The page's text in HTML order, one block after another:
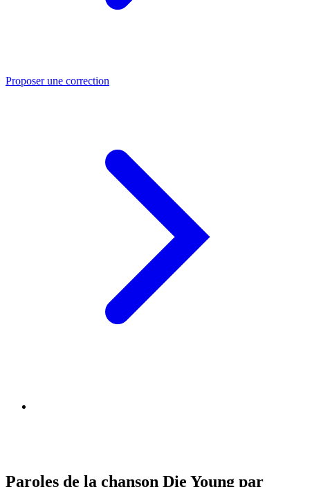
Proposer une correction
Paroles de la chanson Die Young par